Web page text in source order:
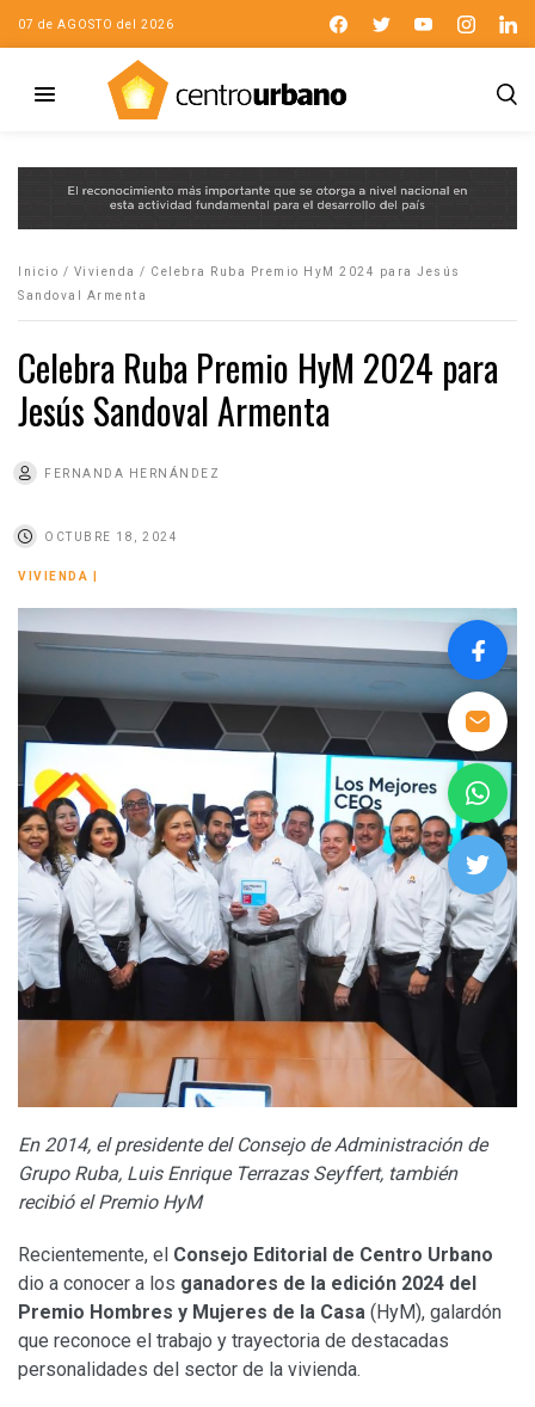
07 de AGOSTO del 2026
Inicio / Vivienda / Celebra Ruba Premio HyM 2024 para Jesús
Sandoval Armenta
Celebra Ruba Premio HyM 2024 para
Jesús Sandoval Armenta
FERNANDA HERNÁNDEZ
OCTUBRE 18, 2024
VIVIENDA
En 2014, el presidente del Consejo de Administración de
Grupo Ruba, Luis Enrique Terrazas Seyffert, también
recibió el Premio HyM
Recientemente, el Consejo Editorial de Centro Urbano
dio a conocer a los ganadores de la edición 2024 del
Premio Hombres y Mujeres de la Casa (HyM), galardón
que reconoce el trabajo y trayectoria de destacadas
personalidades del sector de la vivienda.